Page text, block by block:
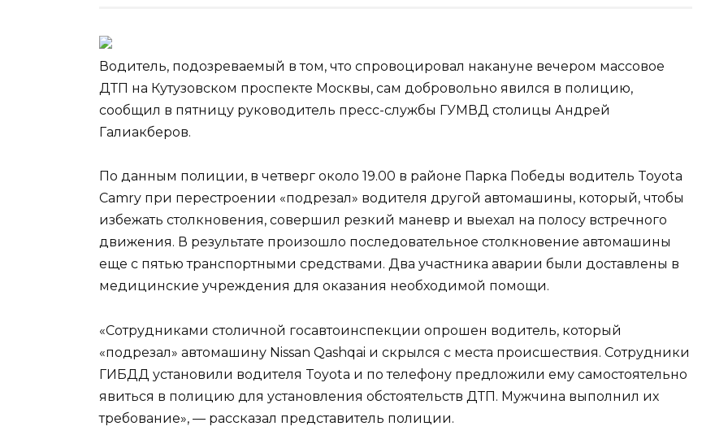
Водитель, подозреваемый в том, что спровоцировал накануне вечером массовое
ДТП на Кутузовском проспекте Москвы, сам добровольно явился в полицию,
сообщил в пятницу руководитель пресс-службы ГУМВД столицы Андрей
Галиакберов.
По данным полиции, в четверг около 19.00 в районе Парка Победы водитель Toyota
Camry при перестроении «подрезал» водителя другой автомашины, который, чтобы
избежать столкновения, совершил резкий маневр и выехал на полосу встречного
движения. В результате произошло последовательное столкновение автомашины
еще с пятью транспортными средствами. Два участника аварии были доставлены в
медицинские учреждения для оказания необходимой помощи.
«Сотрудниками столичной госавтоинспекции опрошен водитель, который
«подрезал» автомашину Nissan Qashqai и скрылся с места происшествия. Сотрудники
ГИБДД установили водителя Toyota и по телефону предложили ему самостоятельно
явиться в полицию для установления обстоятельств ДТП. Мужчина выполнил их
требование», — рассказал представитель полиции.